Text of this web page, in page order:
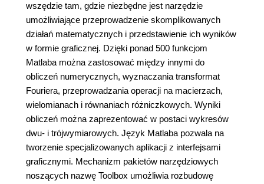
wszędzie tam, gdzie niezbędne jest narzędzie
umożliwiające przeprowadzenie skomplikowanych
działań matematycznych i przedstawienie ich wyników
w formie graficznej. Dzięki ponad 500 funkcjom
Matlaba można zastosować między innymi do
obliczeń numerycznych, wyznaczania transformat
Fouriera, przeprowadzania operacji na macierzach,
wielomianach i równaniach różniczkowych. Wyniki
obliczeń można zaprezentować w postaci wykresów
dwu- i trójwymiarowych. Język Matlaba pozwala na
tworzenie specjalizowanych aplikacji z interfejsami
graficznymi. Mechanizm pakietów narzędziowych
noszących nazwę Toolbox umożliwia rozbudowę